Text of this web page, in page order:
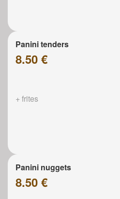
Panini tenders
8.50 €
+ frites
Panini nuggets
8.50 €